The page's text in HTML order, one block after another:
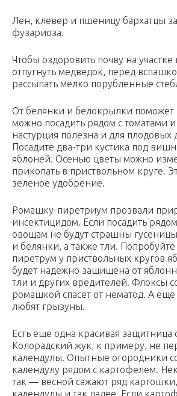
Лен, клевер и пшеницу бархатцы
фузариоза.
Чтобы оздоровить почву на
отпугнуть медведок, перед
рассыпать мелко порубленные
От белянки и белокрылки поможет
можно посадить рядом с томатами
настурция полезна и для плодовых
Посадите два-три кустика под
яблоней. Осенью цветы можно
прикопать в приствольном круге.
зеленое удобрение.
Ромашку-пиретриум прозвали
инсектицидом. Если посадить
овощам не будут страшны
и белянки, а также тли.
пиретрум у приствольных кругов
будет надежно защищена от
тли и других вредителей. Флоксы
ромашкой спасет от нематод. А
любят грызуны.
Есть еще одна красивая защитница
Колорадский жук, к примеру, не
календулы. Опытные огородники
календулу рядом с картофелем.
так — весной сажают ряд
календулы и так далее. Если